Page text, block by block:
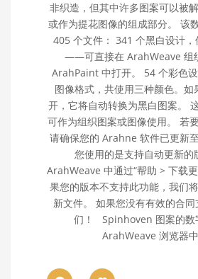
非织造，但其中许多图案可以被
或作为提花图像的组成部分。 该
405 个文件： 341 个黑白设计
——可直接在 ArahWeave 组
ArahPaint 中打开。 54 个彩色
图像格式，共使用三种颜色。如
开，它将自动转换为黑白图案。
可作为组织图案或图像使用。 若
请确保您的 Arahne 软件已更新
您使用的是支持自动更新的
ArahWeave 中通过“帮助 > 下载
果您的版本不支持此功能，我们
新文件。 如果您没有有效的合
们！ Spinhoven 图案的数
ArahWeave 浏览器